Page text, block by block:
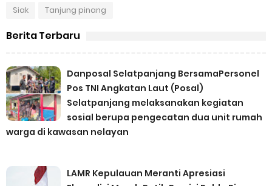
Siak
Tanjung pinang
Berita Terbaru
Danposal Selatpanjang BersamaPersonel
Pos TNI Angkatan Laut (Posal)
Selatpanjang melaksanakan kegiatan
sosial berupa pengecatan dua unit rumah
warga di kawasan nelayan
LAMR Kepulauan Meranti Apresiasi